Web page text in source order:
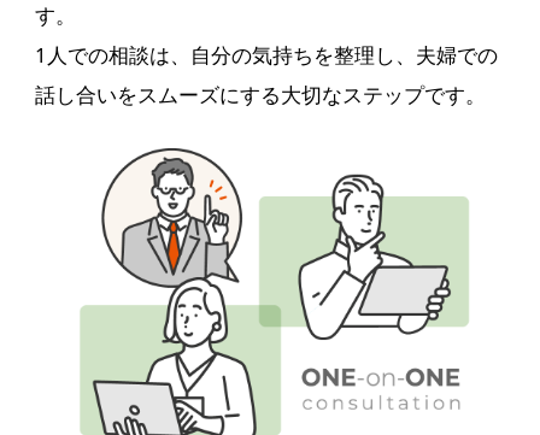
す。
1人での相談は、自分の気持ちを整理し、夫婦での
話し合いをスムーズにする大切なステップです。